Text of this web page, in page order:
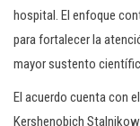
hospital. El enfoque
para fortalecer la
mayor sustento
El acuerdo cuenta con
Kershenobich